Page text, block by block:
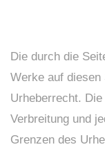
Die durch die
Werke auf diesen
Urheberrecht.
Verbreitung und
Grenzen des